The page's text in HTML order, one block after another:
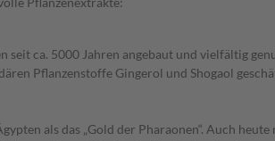
seit ca. 5000 Jahren angebaut und vielfältig
Pflanzenstoffe Gingerol und Shogaol
als das „Gold der Pharaonen“. Auch